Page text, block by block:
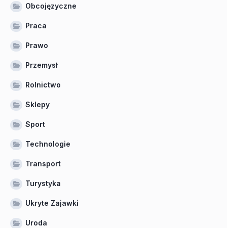
Obcojęzyczne
Praca
Prawo
Przemysł
Rolnictwo
Sklepy
Sport
Technologie
Transport
Turystyka
Ukryte Zajawki
Uroda